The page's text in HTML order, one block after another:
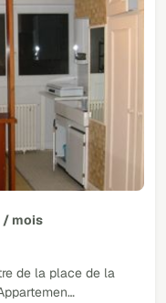
mois
de la place de la